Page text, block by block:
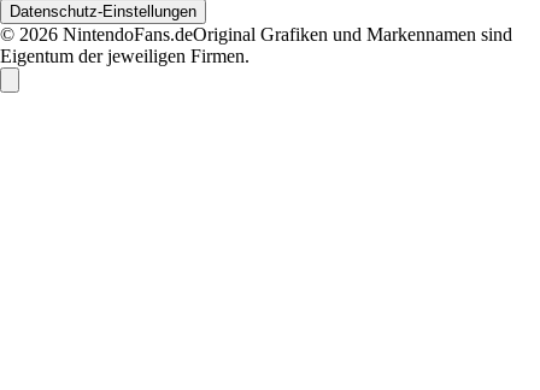
Datenschutz-Einstellungen
© 2026 NintendoFans.deOriginal Grafiken und Markennamen sind
Eigentum der jeweiligen Firmen.